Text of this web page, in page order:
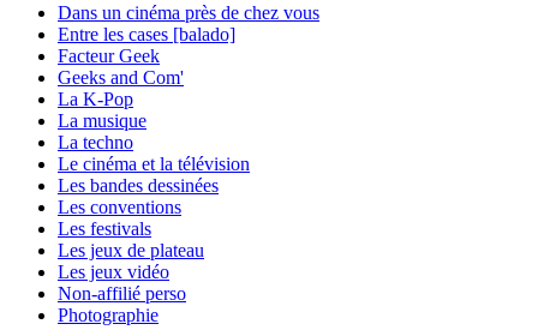
Dans un cinéma près de chez vous
Entre les cases [balado]
Facteur Geek
Geeks and Com'
La K-Pop
La musique
La techno
Le cinéma et la télévision
Les bandes dessinées
Les conventions
Les festivals
Les jeux de plateau
Les jeux vidéo
Non-affilié perso
Photographie